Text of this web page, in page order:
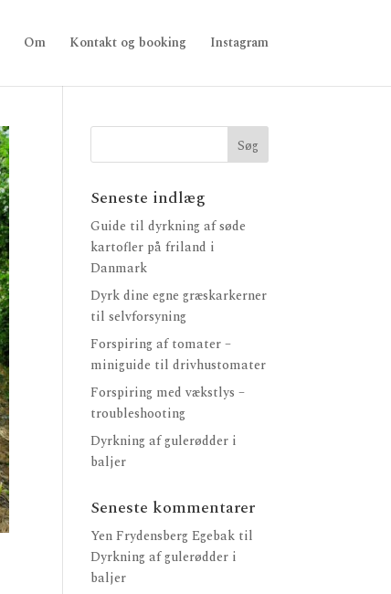
Om Kontakt og booking Instagram
Seneste indlæg
Guide til dyrkning af søde
kartofler på friland i
Danmark
Dyrk dine egne græskarkerner
til selvforsyning
Forspiring af tomater –
miniguide til drivhustomater
Forspiring med vækstlys –
troubleshooting
Dyrkning af gulerødder i
baljer
Seneste kommentarer
Yen Frydensberg Egebak til
Dyrkning af gulerødder i
baljer